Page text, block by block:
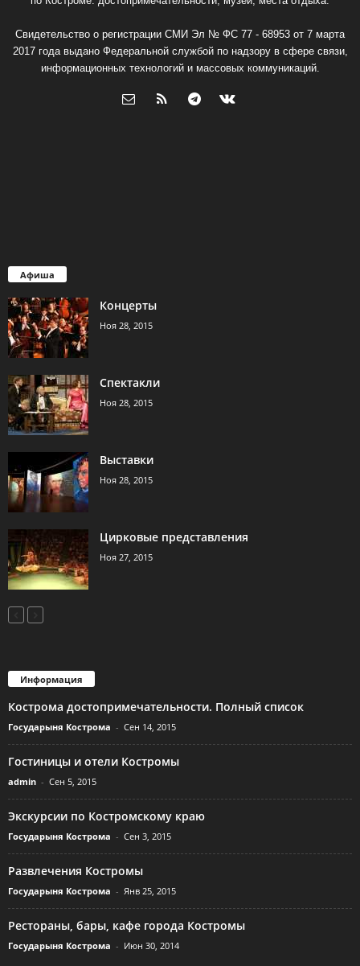
Свидетельство о регистрации СМИ Эл № ФС 77 - 68953 от 7 марта
2017 года выдано Федеральной службой по надзору в сфере связи,
информационных технологий и массовых коммуникаций.
Афиша
Концерты
Ноя 28, 2015
Спектакли
Ноя 28, 2015
Выставки
Ноя 28, 2015
Цирковые представления
Ноя 27, 2015
Информация
Кострома достопримечательности. Полный список
Государыня Кострома - Сен 14, 2015
Гостиницы и отели Костромы
admin - Сен 5, 2015
Экскурсии по Костромскому краю
Государыня Кострома - Сен 3, 2015
Развлечения Костромы
Государыня Кострома - Янв 25, 2015
Рестораны, бары, кафе города Костромы
Государыня Кострома - Июн 30, 2014